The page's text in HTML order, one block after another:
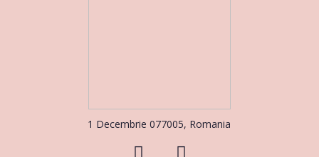
1 Decembrie 077005, Romania